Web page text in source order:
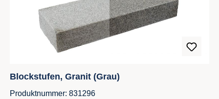
Blockstufen, Granit (Grau)
Produktnummer: 831296